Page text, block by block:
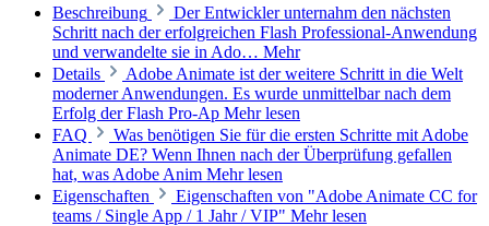
Beschreibung
Der Entwickler unternahm den nächsten
Schritt nach der erfolgreichen Flash Professional-Anwendung
und verwandelte sie in Ado… Mehr
Details
Adobe Animate ist der weitere Schritt in die Welt
moderner Anwendungen. Es wurde unmittelbar nach dem
Erfolg der Flash Pro-Ap Mehr lesen
FAQ
Was benötigen Sie für die ersten Schritte mit Adobe
Animate DE? Wenn Ihnen nach der Überprüfung gefallen
hat, was Adobe Anim Mehr lesen
Eigenschaften
Eigenschaften von "Adobe Animate CC for
teams / Single App / 1 Jahr / VIP" Mehr lesen